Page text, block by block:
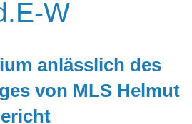
W
anlässlich des
von MLS Helmut